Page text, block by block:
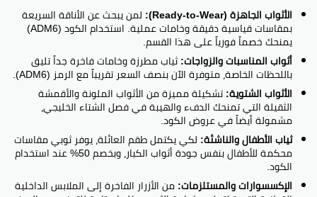
الأثواب الجاهزة (Ready-to-Wear): لمن يبحث عن الأناقة السريعة
بمقاسات قياسية دقيقة وخامات عملية. استخدام الكود (ADM6)
يمنحك خصماً فورياً على هذا القسم.
أثواب المناسبات والزواجات:ثياب مطرزة وخامات فاخرة جداً تليق
باللحظات الخاصة، متوفرة الآن بنصف السعر تقريباً مع الرمز (ADM6).
الأثواب الشتوية:تشكيلة مميزة من الأثواب الملونة والأقمشة
الثقيلة التي تمنحك الدفء والهيبة في فصل الشتاء الخليجي،
مشمولة أيضاً في عروض الكود.
ثياب الأطفال والناشئة: لكي يكتمل طقم العائلة، يوفر ثوبي مقاسات
محكمة للأطفال بنفس جودة أثواب الكبار، وبخصم 50% عند استخدام
الكود.
الإكسسوارات والمستلزمات:من الأزرار الفاخرة إلى الملابس الداخلية